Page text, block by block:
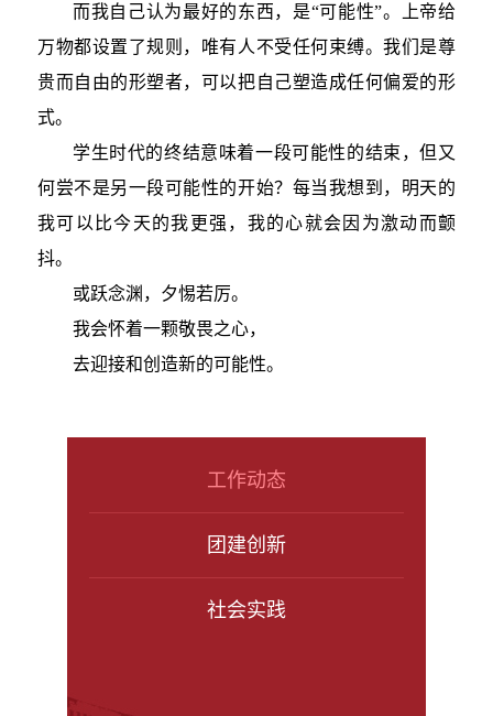
而我自己认为最好的东西，是“可能性”。上帝给
万物都设置了规则，唯有人不受任何束缚。我们是尊
贵而自由的形塑者，可以把自己塑造成任何偏爱的形
式。
学生时代的终结意味着一段可能性的结束，但又
何尝不是另一段可能性的开始？每当我想到，明天的
我可以比今天的我更强，我的心就会因为激动而颤
抖。
或跃念渊，夕惕若厉。
我会怀着一颗敬畏之心，
去迎接和创造新的可能性。
工作动态
团建创新
社会实践